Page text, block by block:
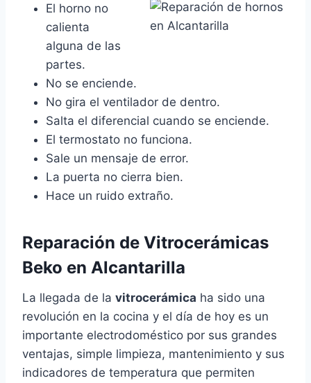
El horno no
calienta
alguna de las
partes.
No se enciende.
No gira el ventilador de dentro.
Salta el diferencial cuando se enciende.
El termostato no funciona.
Sale un mensaje de error.
La puerta no cierra bien.
Hace un ruido extraño.
Reparación de Vitrocerámicas
Beko en Alcantarilla
La llegada de la vitrocerámica ha sido una
revolución en la cocina y el día de hoy es un
importante electrodoméstico por sus grandes
ventajas, simple limpieza, mantenimiento y sus
indicadores de temperatura que permiten